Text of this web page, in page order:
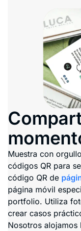
Muestra con
códigos QR para
código QR de
página móvil
portfolio. Utiliza
crear casos
Nosotros alojamos